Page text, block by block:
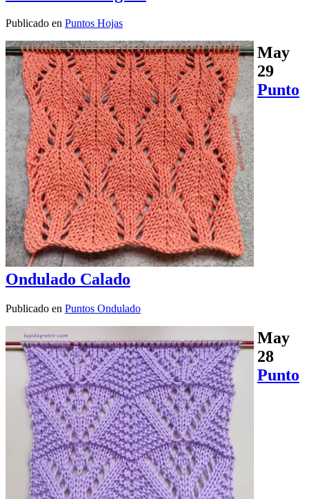
Publicado en Puntos Hojas
May
29
Punto
Ondulado Calado
Publicado en Puntos Ondulado
May
28
Punto